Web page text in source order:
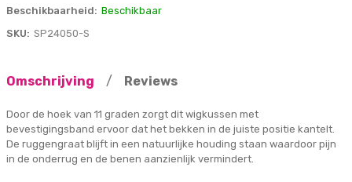
Beschikbaarheid: Beschikbaar
SKU: SP24050-S
Omschrijving / Reviews
Door de hoek van 11 graden zorgt dit wigkussen met
bevestigingsband ervoor dat het bekken in de juiste positie kantelt.
De ruggengraat blijft in een natuurlijke houding staan waardoor pijn
in de onderrug en de benen aanzienlijk vermindert.